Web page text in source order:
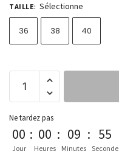
TAILLE: Sélectionne
36 38 40
Ne tardez pas
00
Jour
: 00
Heures
: 09
Minutes
: 54
Seconde